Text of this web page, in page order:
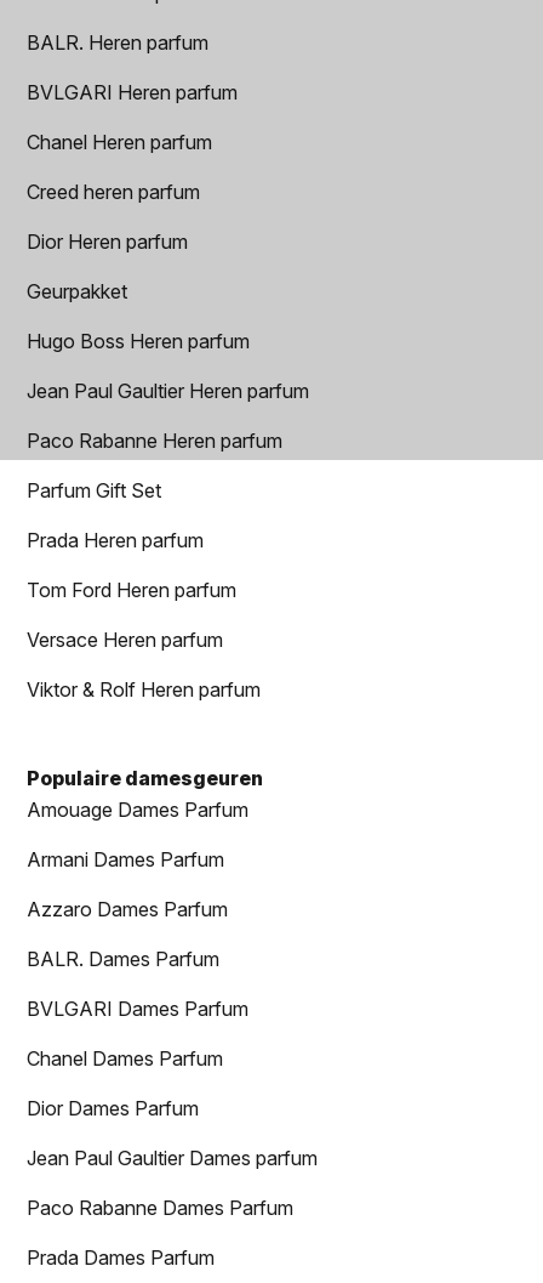
BALR. Heren parfum
BVLGARI Heren parfum
Chanel Heren parfum
Creed heren parfum
Dior Heren parfum
Geurpakket
Hugo Boss Heren parfum
Jean Paul Gaultier Heren parfum
Paco Rabanne Heren parfum
Parfum Gift Set
Prada Heren parfum
Tom Ford Heren parfum
Versace Heren parfum
Viktor & Rolf Heren parfum
Populaire damesgeuren
Amouage Dames Parfum
Armani Dames Parfum
Azzaro Dames Parfum
BALR. Dames Parfum
BVLGARI Dames Parfum
Chanel Dames Parfum
Dior Dames Parfum
Jean Paul Gaultier Dames parfum
Paco Rabanne Dames Parfum
Prada Dames Parfum